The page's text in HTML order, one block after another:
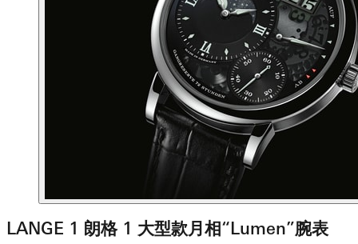
LANGE 1 朗格 1 大型款月相“Lumen”腕表